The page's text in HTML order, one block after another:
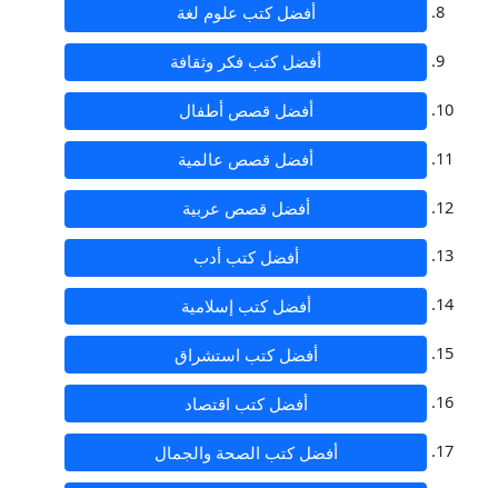
أفضل كتب علوم لغة
أفضل كتب فكر وثقافة
أفضل قصص أطفال
أفضل قصص عالمية
أفضل قصص عربية
أفضل كتب أدب
أفضل كتب إسلامية
أفضل كتب استشراق
أفضل كتب اقتصاد
أفضل كتب الصحة والجمال